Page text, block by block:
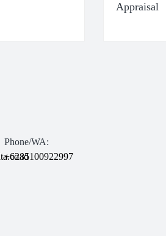
Appraisal
Phone/WA:
+6285100922997